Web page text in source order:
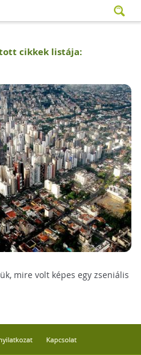
cikkek listája:
mire volt képes egy zseniális